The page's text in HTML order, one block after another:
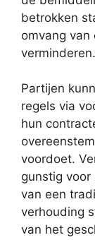
betrokken
omvang
verminderen.
Partijen
regels via
hun
voordoet.
gunstig
van een
verhouding
van het